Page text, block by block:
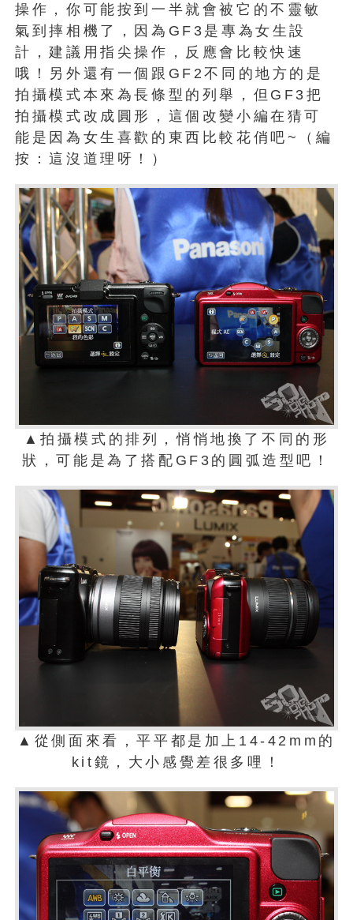
操作，你可能按到一半就會被它的不靈敏
氣到摔相機了，因為GF3是專為女生設
計，建議用指尖操作，反應會比較快速
哦！另外還有一個跟GF2不同的地方的是
拍攝模式本來為長條型的列舉，但GF3把
拍攝模式改成圓形，這個改變小編在猜可
能是因為女生喜歡的東西比較花俏吧~（編
按：這沒道理呀！）
▲拍攝模式的排列，悄悄地換了不同的形
狀，可能是為了搭配GF3的圓弧造型吧！
▲從側面來看，平平都是加上14-42mm的
kit鏡，大小感覺差很多哩！